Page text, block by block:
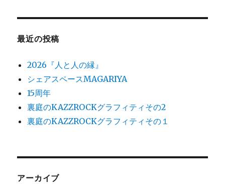
象:
最近の投稿
2026『人と人の縁』
シェアスペースMAGARIYA
15周年
裏庭のKAZZROCKグラフィティその2
裏庭のKAZZROCKグラフィティその１
アーカイブ